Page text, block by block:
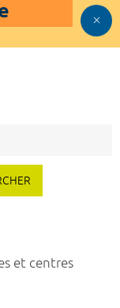
et centres